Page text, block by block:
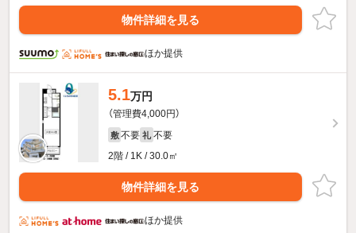
物件詳細を見る
ほか提供
5.1万円
（管理費4,000円）
敷 不要 礼 不要
2階 / 1K / 30.0㎡
物件詳細を見る
ほか提供